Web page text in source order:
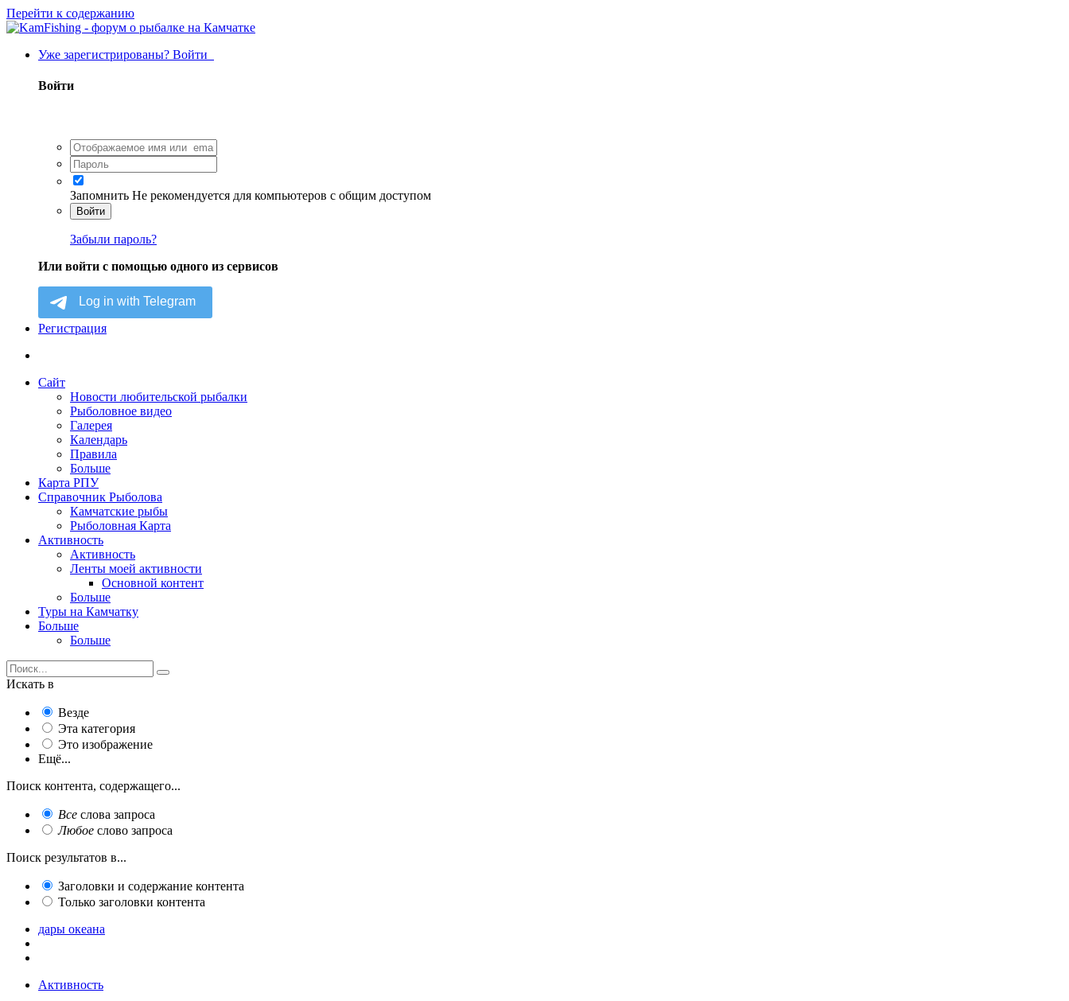
Перейти к содержанию
Уже зарегистрированы? Войти
Войти
Запомнить Не рекомендуется для компьютеров с общим доступом
Войти
Забыли пароль?
Или войти с помощью одного из сервисов
Регистрация
Сайт
Новости любительской рыбалки
Рыболовное видео
Галерея
Календарь
Правила
Больше
Карта РПУ
Справочник Рыболова
Камчатские рыбы
Рыболовная Карта
Активность
Активность
Ленты моей активности
Основной контент
Больше
Туры на Камчатку
Больше
Больше
Искать в
Везде
Эта категория
Это изображение
Ещё...
Поиск контента, содержащего...
Все слова запроса
Любое слово запроса
Поиск результатов в...
Заголовки и содержание контента
Только заголовки контента
дары океана
Активность